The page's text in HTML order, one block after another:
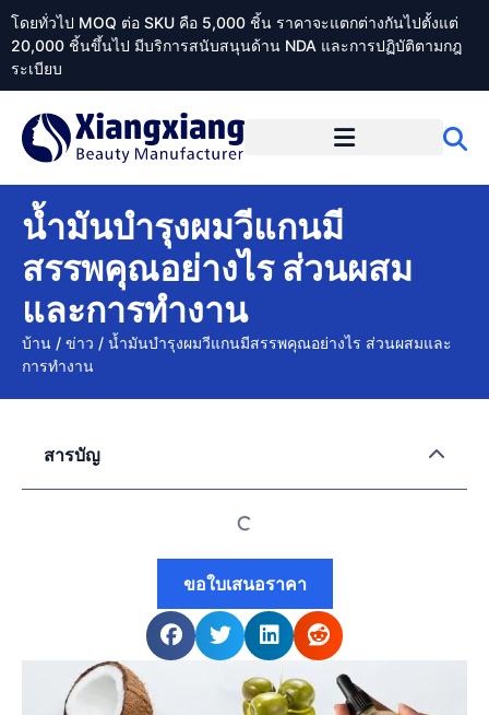
โดยทั่วไป MOQ ต่อ SKU คือ 5,000 ชิ้น ราคาจะแตกต่างกันไปตั้งแต่
20,000 ชิ้นขึ้นไป มีบริการสนับสนุนด้าน NDA และการปฏิบัติตามกฎ
ระเบียบ
น้ำมันบำรุงผมวีแกนมี
สรรพคุณอย่างไร ส่วนผสม
และการทำงาน
บ้าน / ข่าว / น้ำมันบำรุงผมวีแกนมีสรรพคุณอย่างไร ส่วนผสมและ
การทำงาน
สารบัญ
ขอใบเสนอราคา